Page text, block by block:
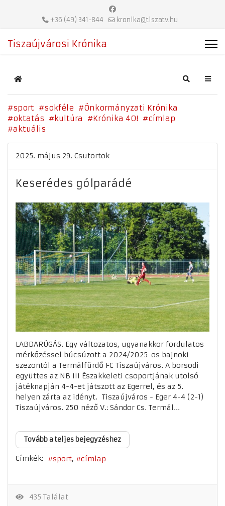
+36 (49) 341-844 kronika@tiszatv.hu
Tiszaújvárosi Krónika
Home Search
sport sokféle
Önkormányzati Krónika
oktatás
kultúra Krónika 40!
címlap
aktuális
2025. május 29. Csütörtök
Keserédes gólparádé
LABDARÚGÁS. Egy változatos, ugyanakkor fordulatos
mérkőzéssel búcsúzott a 2024/2025-ös bajnoki
szezontól a Termálfürdő FC Tiszaújváros. A borsodi
együttes az NB III Északkeleti csoportjának utolsó
játéknapján 4-4-et játszott az Egerrel, és az 5.
helyen zárta az idényt. Tiszaújváros - Eger 4-4 (2-1)
Tiszaújváros. 250 néző V.: Sándor Cs. Termál...
Tovább a teljes bejegyzéshez
Címkék: sport címlap
435 Találat